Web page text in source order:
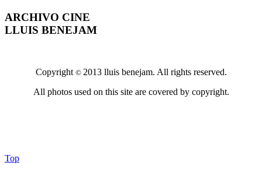
ARCHIVO CINE
LLUIS BENEJAM
Copyright © 2013 lluis benejam. All rights reserved.
All photos used on this site are covered by copyright.
Top